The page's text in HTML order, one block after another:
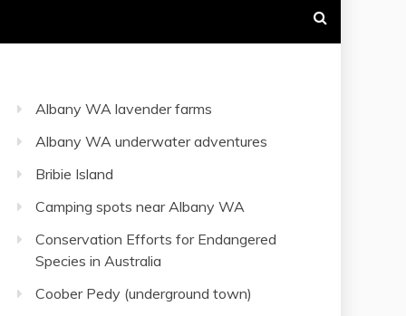
Albany WA lavender farms
Albany WA underwater adventures
Bribie Island
Camping spots near Albany WA
Conservation Efforts for Endangered
Species in Australia
Coober Pedy (underground town)